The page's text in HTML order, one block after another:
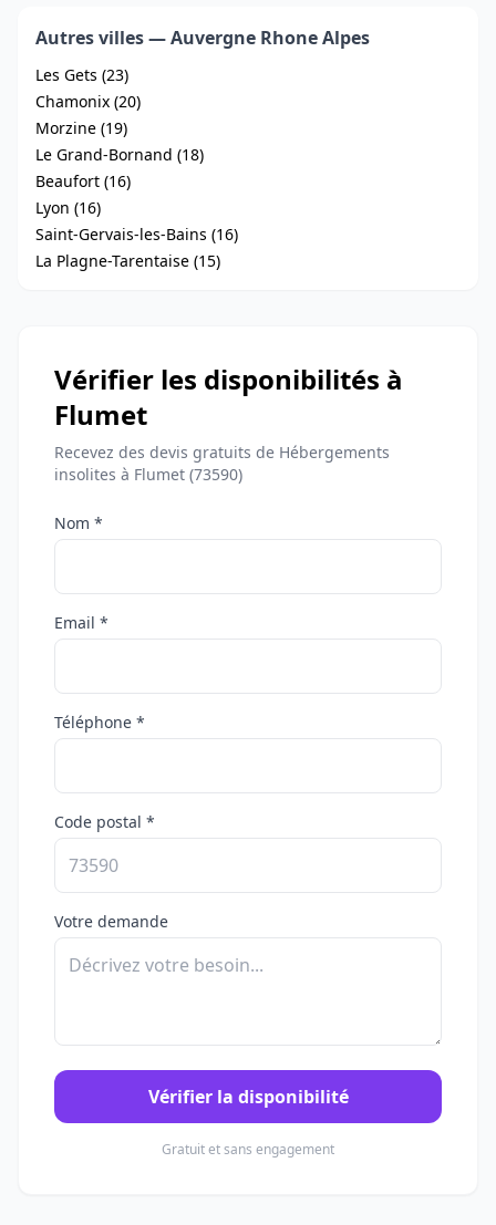
Autres villes — Auvergne Rhone Alpes
Les Gets (23)
Chamonix (20)
Morzine (19)
Le Grand-Bornand (18)
Beaufort (16)
Lyon (16)
Saint-Gervais-les-Bains (16)
La Plagne-Tarentaise (15)
Vérifier les disponibilités à
Flumet
Recevez des devis gratuits de Hébergements
insolites à Flumet (73590)
Nom *
Email *
Téléphone *
Code postal *
Votre demande
Vérifier la disponibilité
Gratuit et sans engagement